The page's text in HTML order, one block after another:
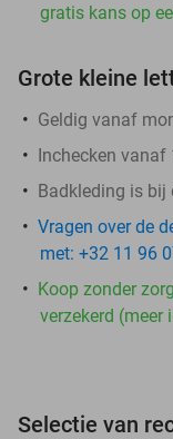
gratis kans op
Grote kleine
Geldig vanaf
Inchecken vanaf
Badkleding is bij
Vragen over de
met: +32 11 96
Koop zonder
verzekerd (meer
Selectie van